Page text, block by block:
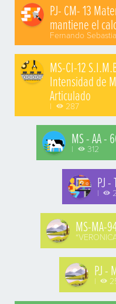
PJ- CM- 13
mantiene el
Fernando
MS-CI-12
Intensidad de
Articulado
| 287
MS - AA -
| 312
PJ -
|
MS-MA-
PJ -
|